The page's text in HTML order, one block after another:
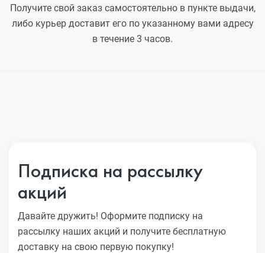
Получите свой заказ самостоятельно в пункте выдачи,
либо курьер доставит его по указанному вами адресу
в течение 3 часов.
Подписка на рассылку
акций
Давайте дружить! Оформите подписку на
рассылку наших акций и получите бесплатную
доставку на свою первую покупку!